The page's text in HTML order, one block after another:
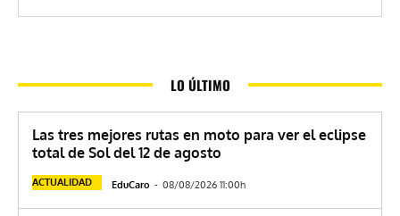
LO ÚLTIMO
Las tres mejores rutas en moto para ver el eclipse
total de Sol del 12 de agosto
ACTUALIDAD EduCaro - 08/08/2026 11:00h